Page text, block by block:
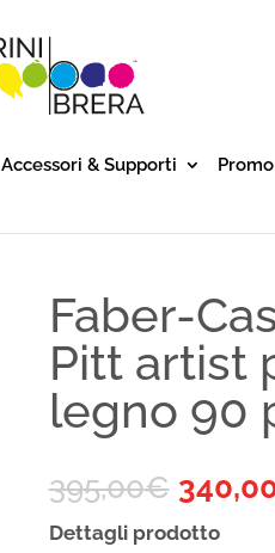
Accessori & Supporti Promo
Faber-
Pitt artist
legno 90
395,00€
Dettagli prodotto